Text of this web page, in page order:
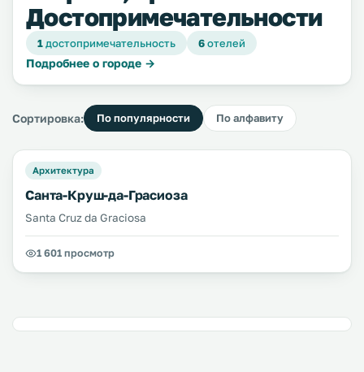
Достопримечательности
1достопримечательность 6отелей
Подробнее о городе →
Сортировка: По популярности По алфавиту
Архитектура
Санта-Круш-да-Грасиоза
Santa Cruz da Graciosa
1 601 просмотр